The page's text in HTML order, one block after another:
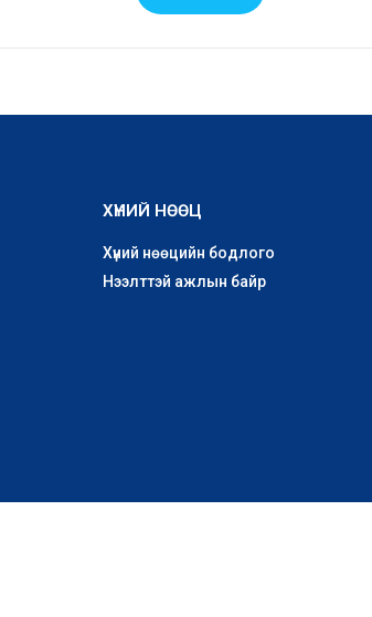
ХҮНИЙ НӨӨЦ
Хүний нөөцийн бодлого
Нээлттэй ажлын байр